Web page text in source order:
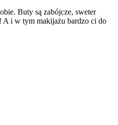
Buty są zabójcze, sweter
A i w tym makijażu bardzo ci do